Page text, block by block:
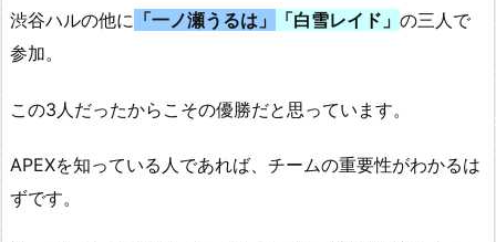
渋谷ハルの他に 「一ノ瀬うるは」 「白雪レイド」 の三人で
参加。
この3人だったからこその優勝だと思っています。
APEXを知っている人であれば、チームの重要性がわかるは
ずです。